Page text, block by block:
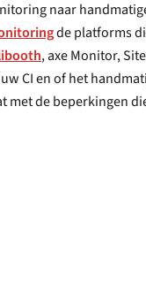
naar
de platforms
, axe Monitor, Siteimprove en Level Access. Kies op basis van
van het platform
klanten hebben — niet alle platforms